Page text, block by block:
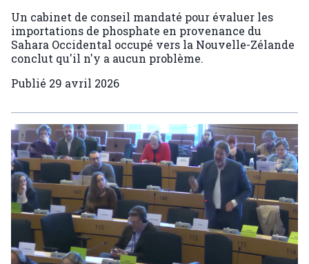
Un cabinet de conseil mandaté pour évaluer les
importations de phosphate en provenance du
Sahara Occidental occupé vers la Nouvelle-Zélande
conclut qu'il n'y a aucun problème.
Publié 29 avril 2026